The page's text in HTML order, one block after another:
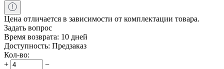
Цена отличается в зависимости от комплектации товара.
Задать вопрос
Время возврата: 10 дней
Доступность: Предзаказ
Кол-во:
+
−